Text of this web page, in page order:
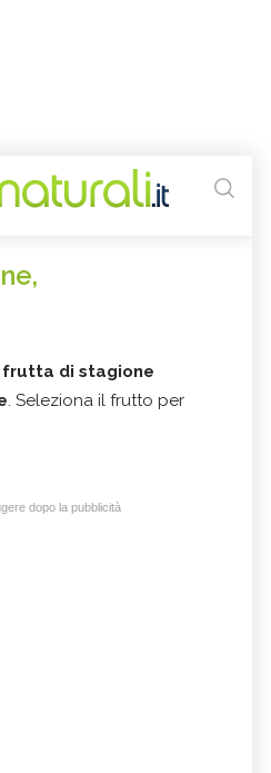
frutta di stagione
. Seleziona il frutto per
dopo la pubblicità